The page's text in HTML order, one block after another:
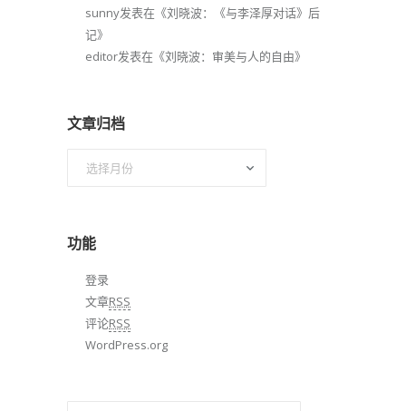
sunny发表在《刘晓波：《与李泽厚对话》后
记》
editor发表在《刘晓波：审美与人的自由》
文章归档
功能
登录
文章RSS
评论RSS
WordPress.org